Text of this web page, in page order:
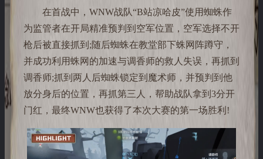
在首战中，WNW战队“B站凉哈皮”使用蜘蛛作
为监管者在开局精准预判到空军位置，空军选择不开
枪后被直接抓到;随后蜘蛛在教堂部下蛛网阵蹲守，
并成功利用蛛网的加速与调香师的救人失误，再抓到
调香师;抓到两人后蜘蛛锁定到魔术师，并预判到他
放分身后的位置，再抓第三人，帮助战队拿到3分开
门红，最终WNW也获得了本次大赛的第一场胜利!